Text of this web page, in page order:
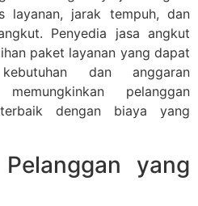
layanan, jarak tempuh, dan
Penyedia jasa angkut
paket layanan yang dapat
dan anggaran
pelanggan
dengan biaya yang
yang